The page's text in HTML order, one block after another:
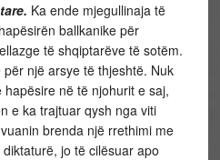
Ka ende mjegullinaja të
ballkanike për
të shqiptarëve të sotëm.
një arsye të thjeshtë. Nuk
në të njohurit e saj,
e ka trajtuar qysh nga viti
brenda një rrethimi me
jo të cilësuar apo